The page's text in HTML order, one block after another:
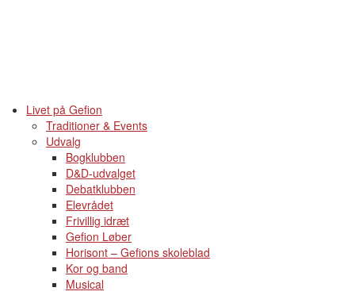
Livet på Gefion
Traditioner & Events
Udvalg
Bogklubben
D&D-udvalget
Debatklubben
Elevrådet
Frivillig idræt
Gefion Løber
Horisont – Gefions skoleblad
Kor og band
Musical